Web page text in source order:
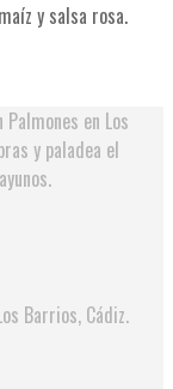
y salsa rosa.
en Los
y paladea el
Barrios, Cádiz.